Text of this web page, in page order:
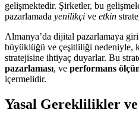
gelişmektedir. Şirketler, bu
pazarlamada yenilikçi ve etkin
Almanya’da dijital pazarlamaya
büyüklüğü ve çeşitliliği nedeniyle,
stratejisine ihtiyaç duyarlar. Bu
pazarlaması, ve performans
içermelidir.
Yasal Gereklilikler